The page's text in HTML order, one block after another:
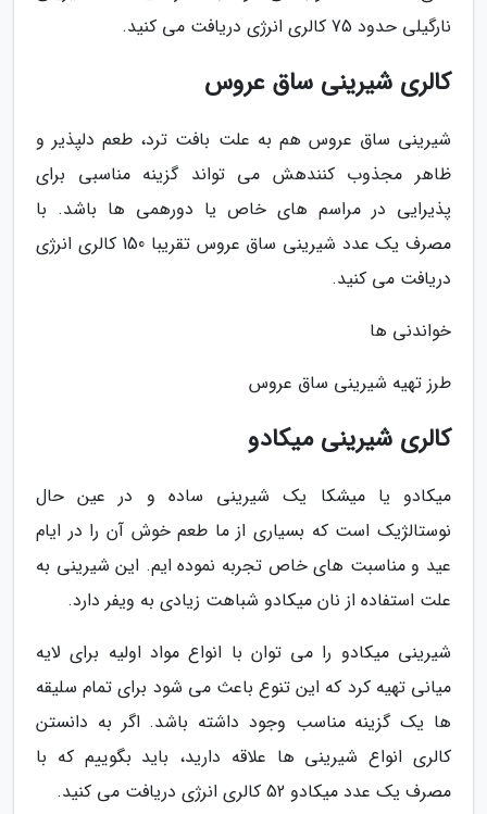
نارگیلی حدود 75 کالری انرژی دریافت می کنید.
کالری شیرینی ساق عروس
شیرینی ساق عروس هم به علت بافت ترد، طعم دلپذیر و
ظاهر مجذوب کنندهش می تواند گزینه مناسبی برای
پذیرایی در مراسم های خاص یا دورهمی ها باشد. با
مصرف یک عدد شیرینی ساق عروس تقریبا 150 کالری انرژی
دریافت می کنید.
خواندنی ها
طرز تهیه شیرینی ساق عروس
کالری شیرینی میکادو
میکادو یا میشکا یک شیرینی ساده و در عین حال
نوستالژیک است که بسیاری از ما طعم خوش آن را در ایام
عید و مناسبت های خاص تجربه نموده ایم. این شیرینی به
علت استفاده از نان میکادو شباهت زیادی به ویفر دارد.
شیرینی میکادو را می توان با انواع مواد اولیه برای لایه
میانی تهیه کرد که این تنوع باعث می شود برای تمام سلیقه
ها یک گزینه مناسب وجود داشته باشد. اگر به دانستن
کالری انواع شیرینی ها علاقه دارید، باید بگوییم که با
مصرف یک عدد میکادو 52 کالری انرژی دریافت می کنید.